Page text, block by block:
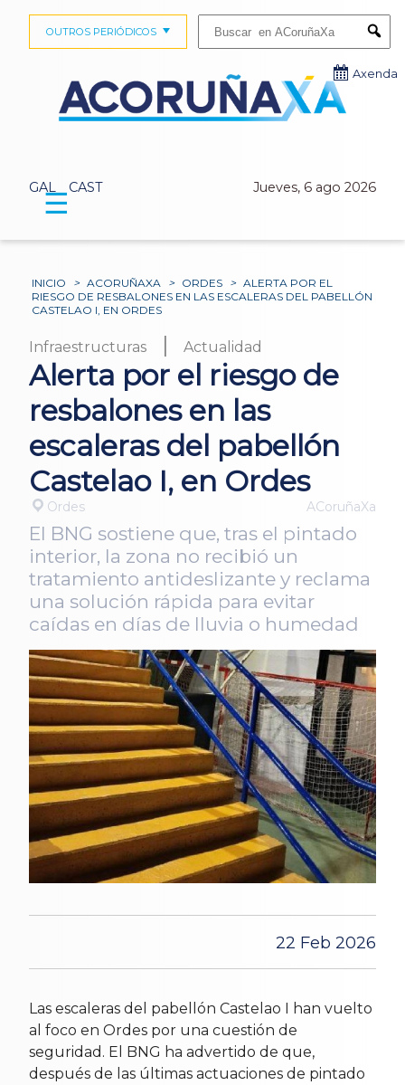
GAL CAST Jueves, 6 ago 2026
OUTROS PERIÓDICOS
Axenda
☰
INICIO > ACORUÑAXA > ORDES > ALERTA POR EL
RIESGO DE RESBALONES EN LAS ESCALERAS DEL PABELLÓN
CASTELAO I, EN ORDES
Infraestructuras | Actualidad
Alerta por el riesgo de
resbalones en las
escaleras del pabellón
Castelao I, en Ordes
Ordes ACoruñaXa
El BNG sostiene que, tras el pintado
interior, la zona no recibió un
tratamiento antideslizante y reclama
una solución rápida para evitar
caídas en días de lluvia o humedad
22 Feb 2026
Las escaleras del pabellón Castelao I han vuelto
al foco en Ordes por una cuestión de
seguridad. El BNG ha advertido de que,
después de las últimas actuaciones de pintado